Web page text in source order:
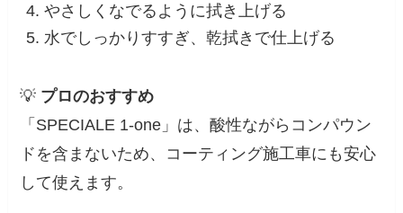
やさしくなでるように拭き上げる
水でしっかりすすぎ、乾拭きで仕上げる
💡 プロのおすすめ
「SPECIALE 1-one」は、酸性ながらコンパウン
ドを含まないため、コーティング施工車にも安心
して使えます。